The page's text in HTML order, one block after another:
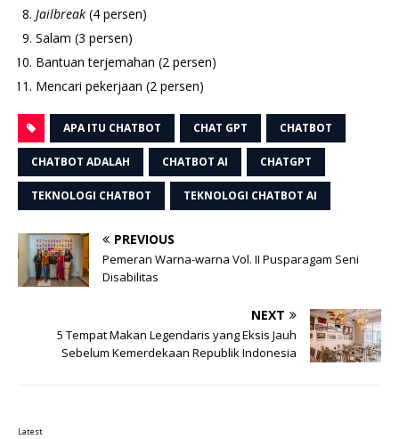
Jailbreak (4 persen)
Salam (3 persen)
Bantuan terjemahan (2 persen)
Mencari pekerjaan (2 persen)
APA ITU CHATBOT CHAT GPT CHATBOT
CHATBOT ADALAH CHATBOT AI CHATGPT
TEKNOLOGI CHATBOT TEKNOLOGI CHATBOT AI
PREVIOUS
Pemeran Warna-warna Vol. II Pusparagam Seni
Disabilitas
NEXT
5 Tempat Makan Legendaris yang Eksis Jauh
Sebelum Kemerdekaan Republik Indonesia
Latest